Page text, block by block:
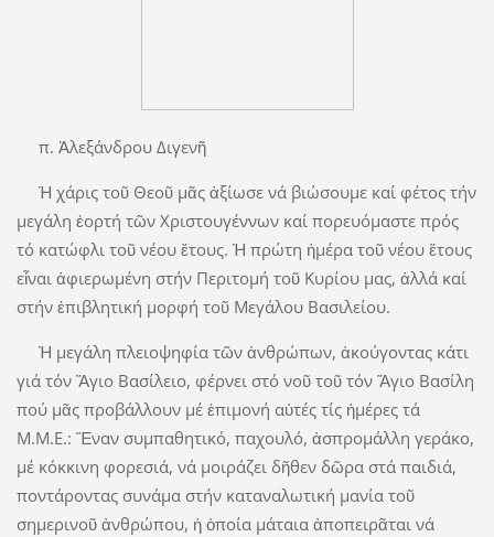
π. Ἀλεξάνδρου Διγενῆ
Ἡ χάρις τοῦ Θεοῦ μᾶς ἀξίωσε νά βιώσουμε καί φέτος τήν
μεγάλη ἑορτή τῶν Χριστουγέννων καί πορευόμαστε πρός
τό κατώφλι τοῦ νέου ἔτους. Ἡ πρώτη ἡμέρα τοῦ νέου ἔτους
εἶναι ἀφιερωμένη στήν Περιτομή τοῦ Κυρίου μας, ἀλλά καί
στήν ἐπιβλητική μορφή τοῦ Μεγάλου Βασιλείου.
Ἡ μεγάλη πλειοψηφία τῶν ἀνθρώπων, ἀκούγοντας κάτι
γιά τόν Ἅγιο Βασίλειο, φέρνει στό νοῦ τοῦ τόν Ἅγιο Βασίλη
πού μᾶς προβάλλουν μέ ἐπιμονή αὐτές τίς ἡμέρες τά
Μ.Μ.Ε.: Ἕναν συμπαθητικό, παχουλό, ἀσπρομάλλη γεράκο,
μέ κόκκινη φορεσιά, νά μοιράζει δῆθεν δῶρα στά παιδιά,
ποντάροντας συνάμα στήν καταναλωτική μανία τοῦ
σημερινοῦ ἀνθρώπου, ἡ ὁποία μάταια ἀποπειρᾶται νά